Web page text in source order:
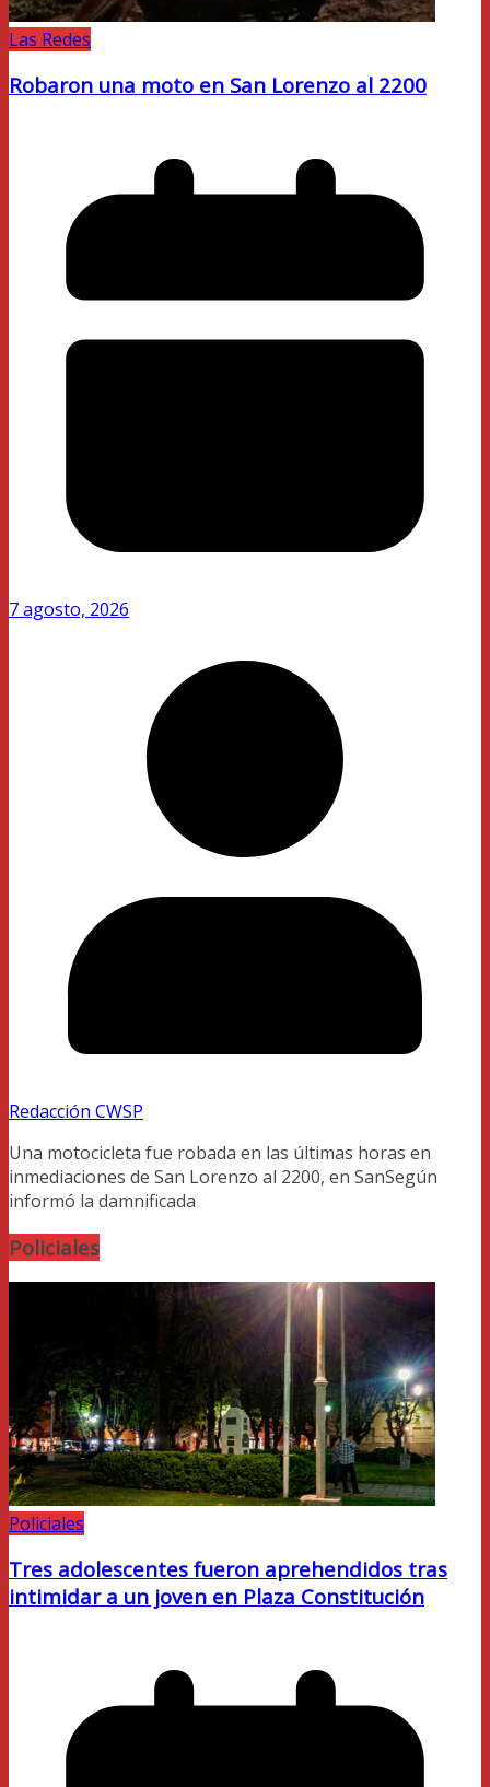
Las Redes
Robaron una moto en San Lorenzo al 2200
7 agosto, 2026
Redacción CWSP
Una motocicleta fue robada en las últimas horas en
inmediaciones de San Lorenzo al 2200, en SanSegún
informó la damnificada
Policiales
Policiales
Tres adolescentes fueron aprehendidos tras
intimidar a un joven en Plaza Constitución